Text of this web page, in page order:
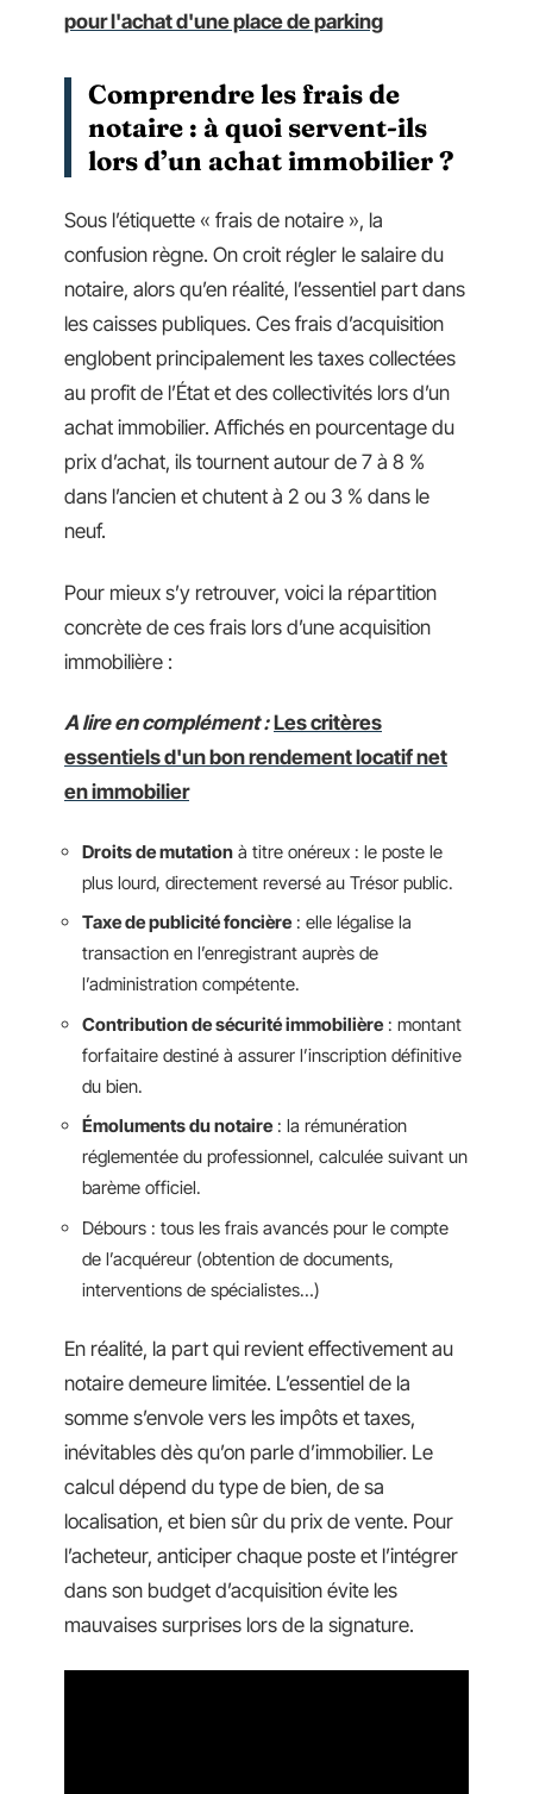
pour l'achat d'une place de parking
Comprendre les frais de
notaire : à quoi servent-ils
lors d’un achat immobilier ?
Sous l’étiquette « frais de notaire », la
confusion règne. On croit régler le salaire du
notaire, alors qu’en réalité, l’essentiel part dans
les caisses publiques. Ces frais d’acquisition
englobent principalement les taxes collectées
au profit de l’État et des collectivités lors d’un
achat immobilier. Affichés en pourcentage du
prix d’achat, ils tournent autour de 7 à 8 %
dans l’ancien et chutent à 2 ou 3 % dans le
neuf.
Pour mieux s’y retrouver, voici la répartition
concrète de ces frais lors d’une acquisition
immobilière :
A lire en complément : Les critères
essentiels d'un bon rendement locatif net
en immobilier
Droits de mutation à titre onéreux : le poste le
plus lourd, directement reversé au Trésor public.
Taxe de publicité foncière : elle légalise la
transaction en l’enregistrant auprès de
l’administration compétente.
Contribution de sécurité immobilière : montant
forfaitaire destiné à assurer l’inscription définitive
du bien.
Émoluments du notaire : la rémunération
réglementée du professionnel, calculée suivant un
barème officiel.
Débours : tous les frais avancés pour le compte
de l’acquéreur (obtention de documents,
interventions de spécialistes…)
En réalité, la part qui revient effectivement au
notaire demeure limitée. L’essentiel de la
somme s’envole vers les impôts et taxes,
inévitables dès qu’on parle d’immobilier. Le
calcul dépend du type de bien, de sa
localisation, et bien sûr du prix de vente. Pour
l’acheteur, anticiper chaque poste et l’intégrer
dans son budget d’acquisition évite les
mauvaises surprises lors de la signature.